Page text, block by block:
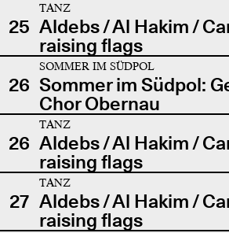
25
TANZ
Aldebs / Al Hakim /
raising flags
26
SOMMER IM SÜDPOL
Sommer im Südpol:
Chor Obernau
26
TANZ
Aldebs / Al Hakim /
raising flags
27
TANZ
Aldebs / Al Hakim /
raising flags